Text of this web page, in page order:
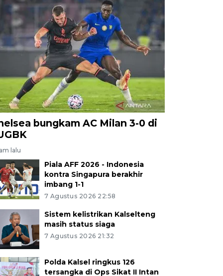
bungkam AC Milan 3-0 di
lalu
Piala AFF 2026 - Indonesia
kontra Singapura berakhir
imbang 1-1
7 Agustus 2026 22:58
Sistem kelistrikan Kalselteng
masih status siaga
7 Agustus 2026 21:32
Polda Kalsel ringkus 126
tersangka di Ops Sikat II Intan